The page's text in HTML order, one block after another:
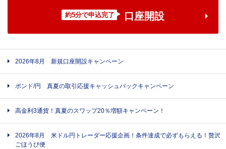
約5分で申込完了 口座開設
2026年8月 新規口座開設キャンペーン
ポンド/円 真夏の取引応援キャッシュバックキャンペーン
高金利3通貨！真夏のスワップ20％増額キャンペーン！
2026年8月 米ドル円トレーダー応援企画！条件達成で必ずもらえる！贅沢
ごほうび便